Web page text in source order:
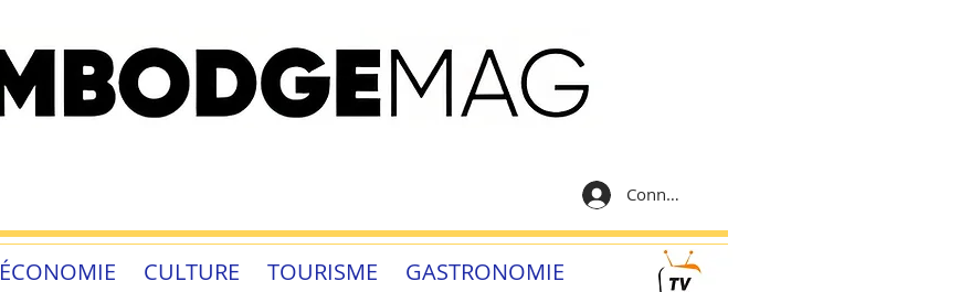
Connexion
ÉCONOMIE CULTURE TOURISME GASTRONOMIE